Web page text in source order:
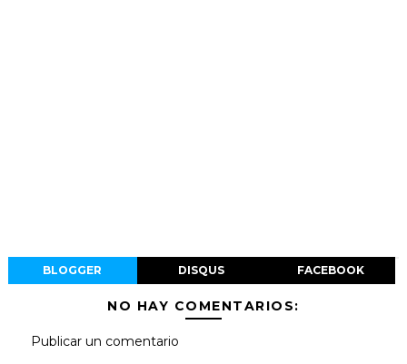
BLOGGER DISQUS FACEBOOK
NO HAY COMENTARIOS:
Publicar un comentario